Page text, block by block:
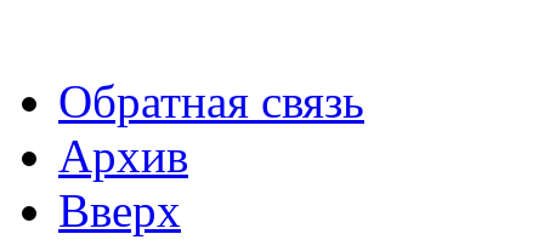
Обратная связь
Архив
Вверх